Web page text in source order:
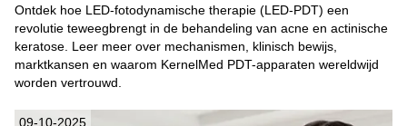
Ontdek hoe LED-fotodynamische therapie (LED-PDT) een
revolutie teweegbrengt in de behandeling van acne en actinische
keratose. Leer meer over mechanismen, klinisch bewijs,
marktkansen en waarom KernelMed PDT-apparaten wereldwijd
worden vertrouwd.
09-10-2025